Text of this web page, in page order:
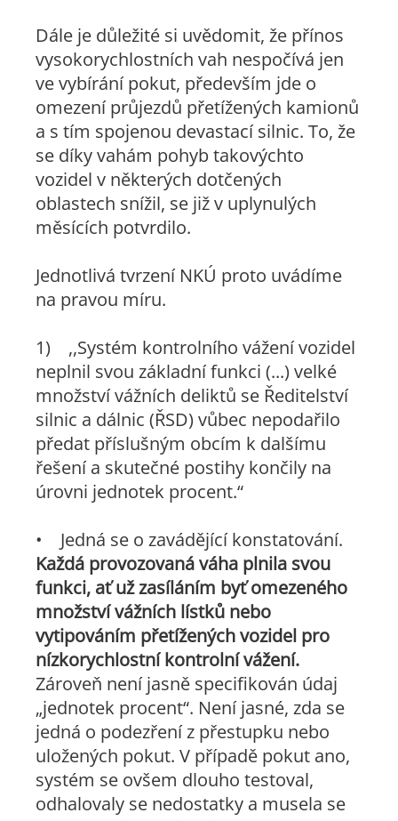
Dále je důležité si uvědomit, že přínos
vysokorychlostních vah nespočívá jen
ve vybírání pokut, především jde o
omezení průjezdů přetížených kamionů
a s tím spojenou devastací silnic. To, že
se díky vahám pohyb takovýchto
vozidel v některých dotčených
oblastech snížil, se již v uplynulých
měsících potvrdilo.
Jednotlivá tvrzení NKÚ proto uvádíme
na pravou míru.
1) ,,Systém kontrolního vážení vozidel
neplnil svou základní funkci (...) velké
množství vážních deliktů se Ředitelství
silnic a dálnic (ŘSD) vůbec nepodařilo
předat příslušným obcím k dalšímu
řešení a skutečné postihy končily na
úrovni jednotek procent.“
• Jedná se o zavádějící konstatování.
Každá provozovaná váha plnila svou
funkci, ať už zasíláním byť omezeného
množství vážních lístků nebo
vytipováním přetížených vozidel pro
nízkorychlostní kontrolní vážení.
Zároveň není jasně specifikován údaj
„jednotek procent“. Není jasné, zda se
jedná o podezření z přestupku nebo
uložených pokut. V případě pokut ano,
systém se ovšem dlouho testoval,
odhalovaly se nedostatky a musela se